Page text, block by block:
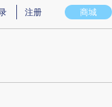
存在偏差。不代表财新观点
商城
注册